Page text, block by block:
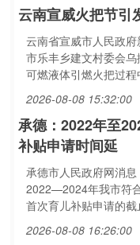
云南宣威火把节引
云南省宣威市人民政
市乐丰乡建文村委会
可燃液体引燃火把过程
2026-08-08 15:32:00
承德：2022年至
补贴申请时间延
承德市人民政府网消息
2022—2024年我市符
首次育儿补贴申请的
2026-08-08 16:26:00